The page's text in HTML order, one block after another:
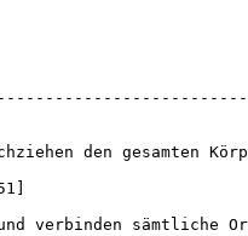
den gesamten
verbinden sämtliche